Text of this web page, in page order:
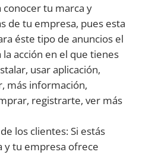
tu marca y
de tu empresa, pues esta
éste tipo de anuncios el
acción en el que tienes
usar aplicación,
más información,
registrarte, ver más
los clientes: Si estás
y tu empresa ofrece